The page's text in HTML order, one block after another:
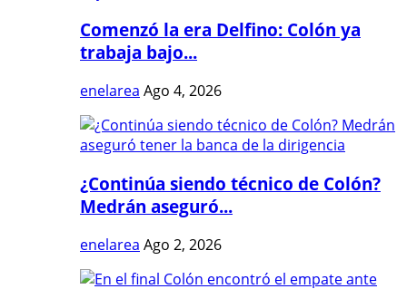
Comenzó la era Delfino: Colón ya
trabaja bajo...
enelarea Ago 4, 2026
¿Continúa siendo técnico de Colón?
Medrán aseguró...
enelarea Ago 2, 2026